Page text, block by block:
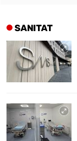
SANITAT